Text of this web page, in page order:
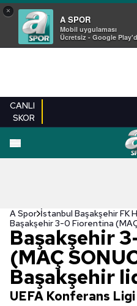
×
A SPOR
Mobil uygulaması
Ücretsiz - Google
CANLI
SKOR
A Spor İstanbul Başakşehir FK
Başakşehir
(MAÇ
Başakşehir
UEFA Konferans